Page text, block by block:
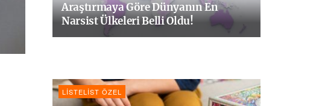
Araştırmaya Göre Dünyanın En
Narsist Ülkeleri Belli Oldu!
LISTELIST ÖZEL